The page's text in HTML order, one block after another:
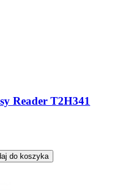
Reader T2H341
do koszyka